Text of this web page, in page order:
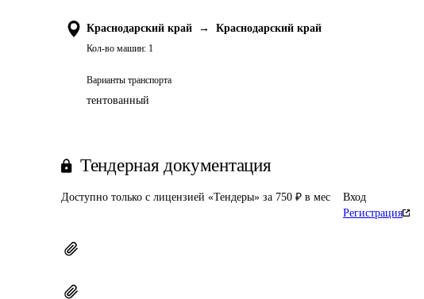
Краснодарский край → Краснодарский край
Кол-во машин: 1
Варианты транспорта
тентованный
Тендерная документация
Доступно только с лицензией «Тендеры» за 750 ₽ в мес
Вход
Регистрация